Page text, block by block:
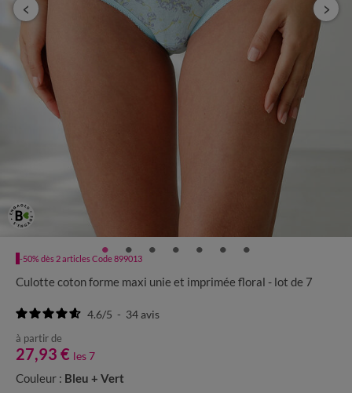
-50% dès 2 articles Code 899013
Culotte coton forme maxi unie et imprimée floral - lot de 7
4.6/5 - 34avis
à partir de
27,93 € les 7
Couleur : Bleu + Vert